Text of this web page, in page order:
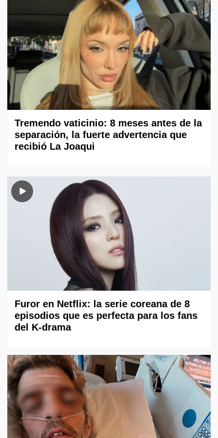
Tremendo vaticinio: 8 meses antes de la
separación, la fuerte advertencia que
recibió La Joaqui
Furor en Netflix: la serie coreana de 8
episodios que es perfecta para los fans
del K-drama